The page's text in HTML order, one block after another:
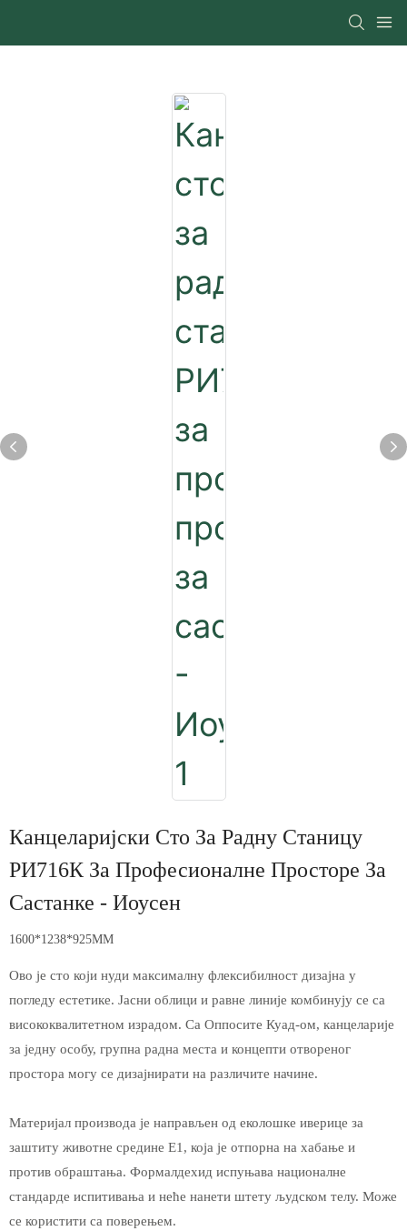
Канцеларијски Сто За Радну Станицу
РИ716К За Професионалне Просторе За
Састанке - Иоусен
1600*1238*925MM
Ово је сто који нуди максималну флексибилност дизајна у
погледу естетике. Јасни облици и равне линије комбинују се са
висококвалитетном израдом. Са Оппосите Куад-ом, канцеларије
за једну особу, групна радна места и концепти отвореног
простора могу се дизајнирати на различите начине.
Материјал производа је направљен од еколошке иверице за
заштиту животне средине Е1, која је отпорна на хабање и
против обраштања. Формалдехид испуњава националне
стандарде испитивања и неће нанети штету људском телу. Може
се користити са поверењем.